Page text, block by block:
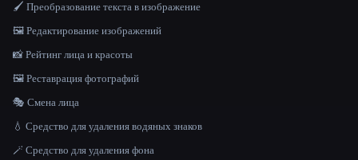
🖌️ Преобразование текста в изображение
🖼️ Редактирование изображений
📸 Рейтинг лица и красоты
🖼️ Реставрация фотографий
🎭 Смена лица
💧 Средство для удаления водяных знаков
🪄 Средство для удаления фона